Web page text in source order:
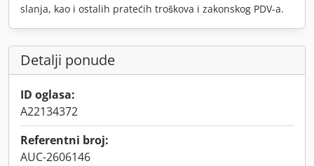
slanja, kao i ostalih pratećih troškova i zakonskog PDV-a.
Detalji ponude
ID oglasa:
A22134372
Referentni broj:
AUC-2606146